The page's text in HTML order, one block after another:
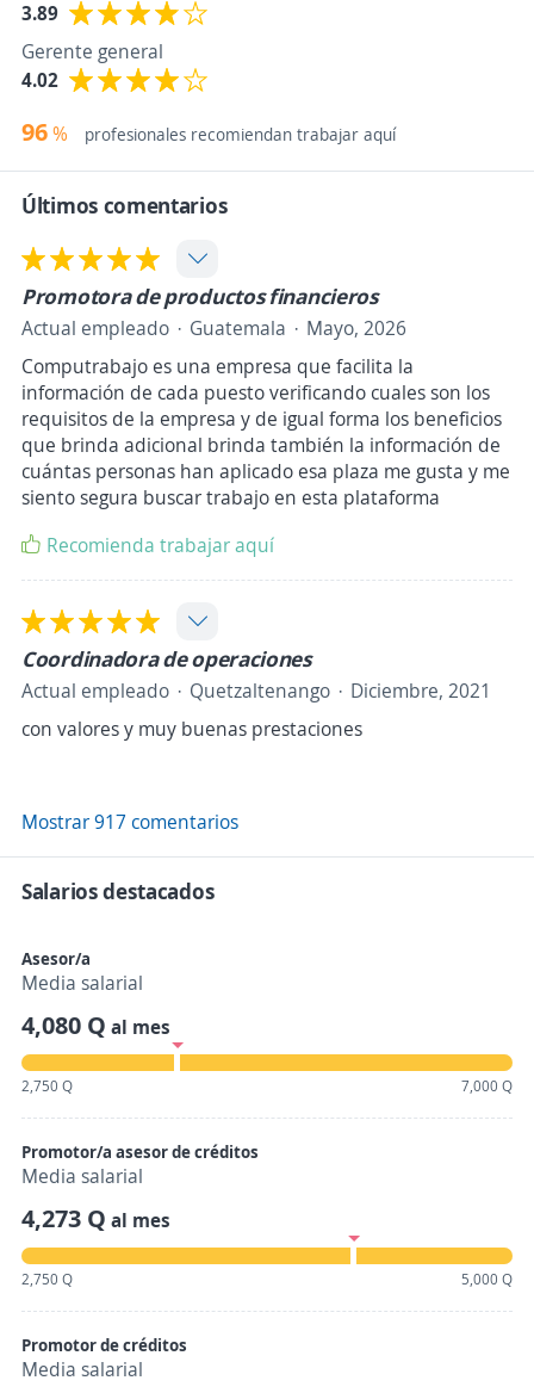
3.89
Gerente general
4.02
96% profesionales recomiendan trabajar aquí
Últimos comentarios
Promotora de productos financieros
Actual empleado Guatemala
Mayo, 2026
Computrabajo es una empresa que facilita la
información de cada puesto verificando cuales son los
requisitos de la empresa y de igual forma los beneficios
que brinda adicional brinda también la información de
cuántas personas han aplicado esa plaza me gusta y me
siento segura buscar trabajo en esta plataforma
Recomienda trabajar aquí
Coordinadora de operaciones
Actual empleado Quetzaltenango
Diciembre, 2021
con valores y muy buenas prestaciones
Mostrar 917 comentarios
Salarios destacados
Asesor/a
Media salarial
4,080 Q al mes
2,750 Q 7,000 Q
Promotor/a asesor de créditos
Media salarial
4,273 Q al mes
2,750 Q 5,000 Q
Promotor de créditos
Media salarial